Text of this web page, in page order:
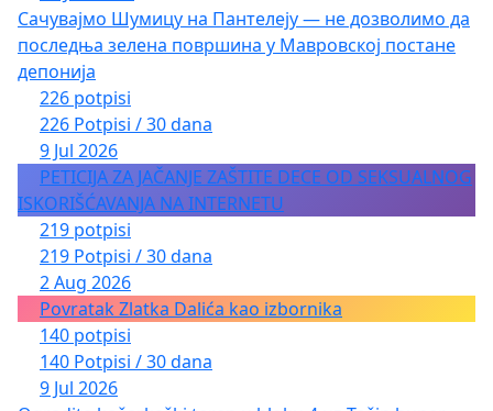
Сачувајмо Шумицу на Пантелеју — не дозволимо да
последња зелена површина у Мавровској постане
депонија
226 potpisi
226 Potpisi / 30 dana
9 Jul 2026
PETICIJA ZA JAČANJE ZAŠTITE DECE OD SEKSUALNOG
ISKORIŠĆAVANJA NA INTERNETU
219 potpisi
219 Potpisi / 30 dana
2 Aug 2026
Povratak Zlatka Dalića kao izbornika
140 potpisi
140 Potpisi / 30 dana
9 Jul 2026